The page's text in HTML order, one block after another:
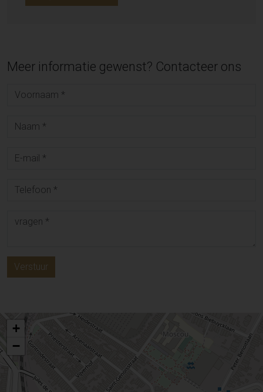
Meer informatie gewenst? Contacteer ons
Verstuur
+
−